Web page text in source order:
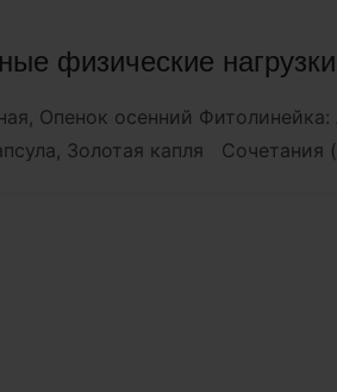
физические
Опенок осенний Фитолинейка:
Золотая капля Сочетания